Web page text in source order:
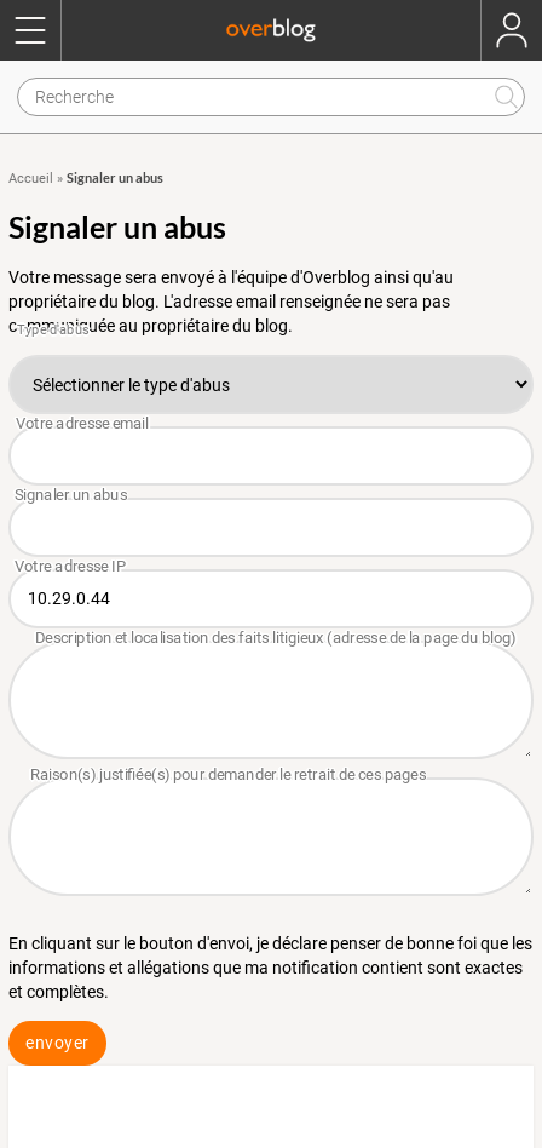
Accueil » Signaler un abus
Signaler un abus
Votre message sera envoyé à l'équipe d'Overblog ainsi qu'au
propriétaire du blog. L'adresse email renseignée ne sera pas
communiquée au propriétaire du blog.
En cliquant sur le bouton d'envoi, je déclare penser de bonne foi que les
informations et allégations que ma notification contient sont exactes
et complètes.
envoyer